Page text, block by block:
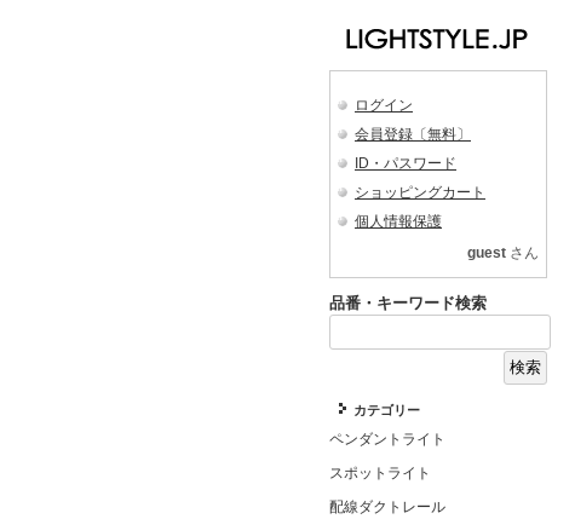
ログイン
会員登録〔無料〕
ID・パスワード
ショッピングカート
個人情報保護
guest さん
品番・キーワード検索
カテゴリー
ペンダントライト
スポットライト
配線ダクトレール